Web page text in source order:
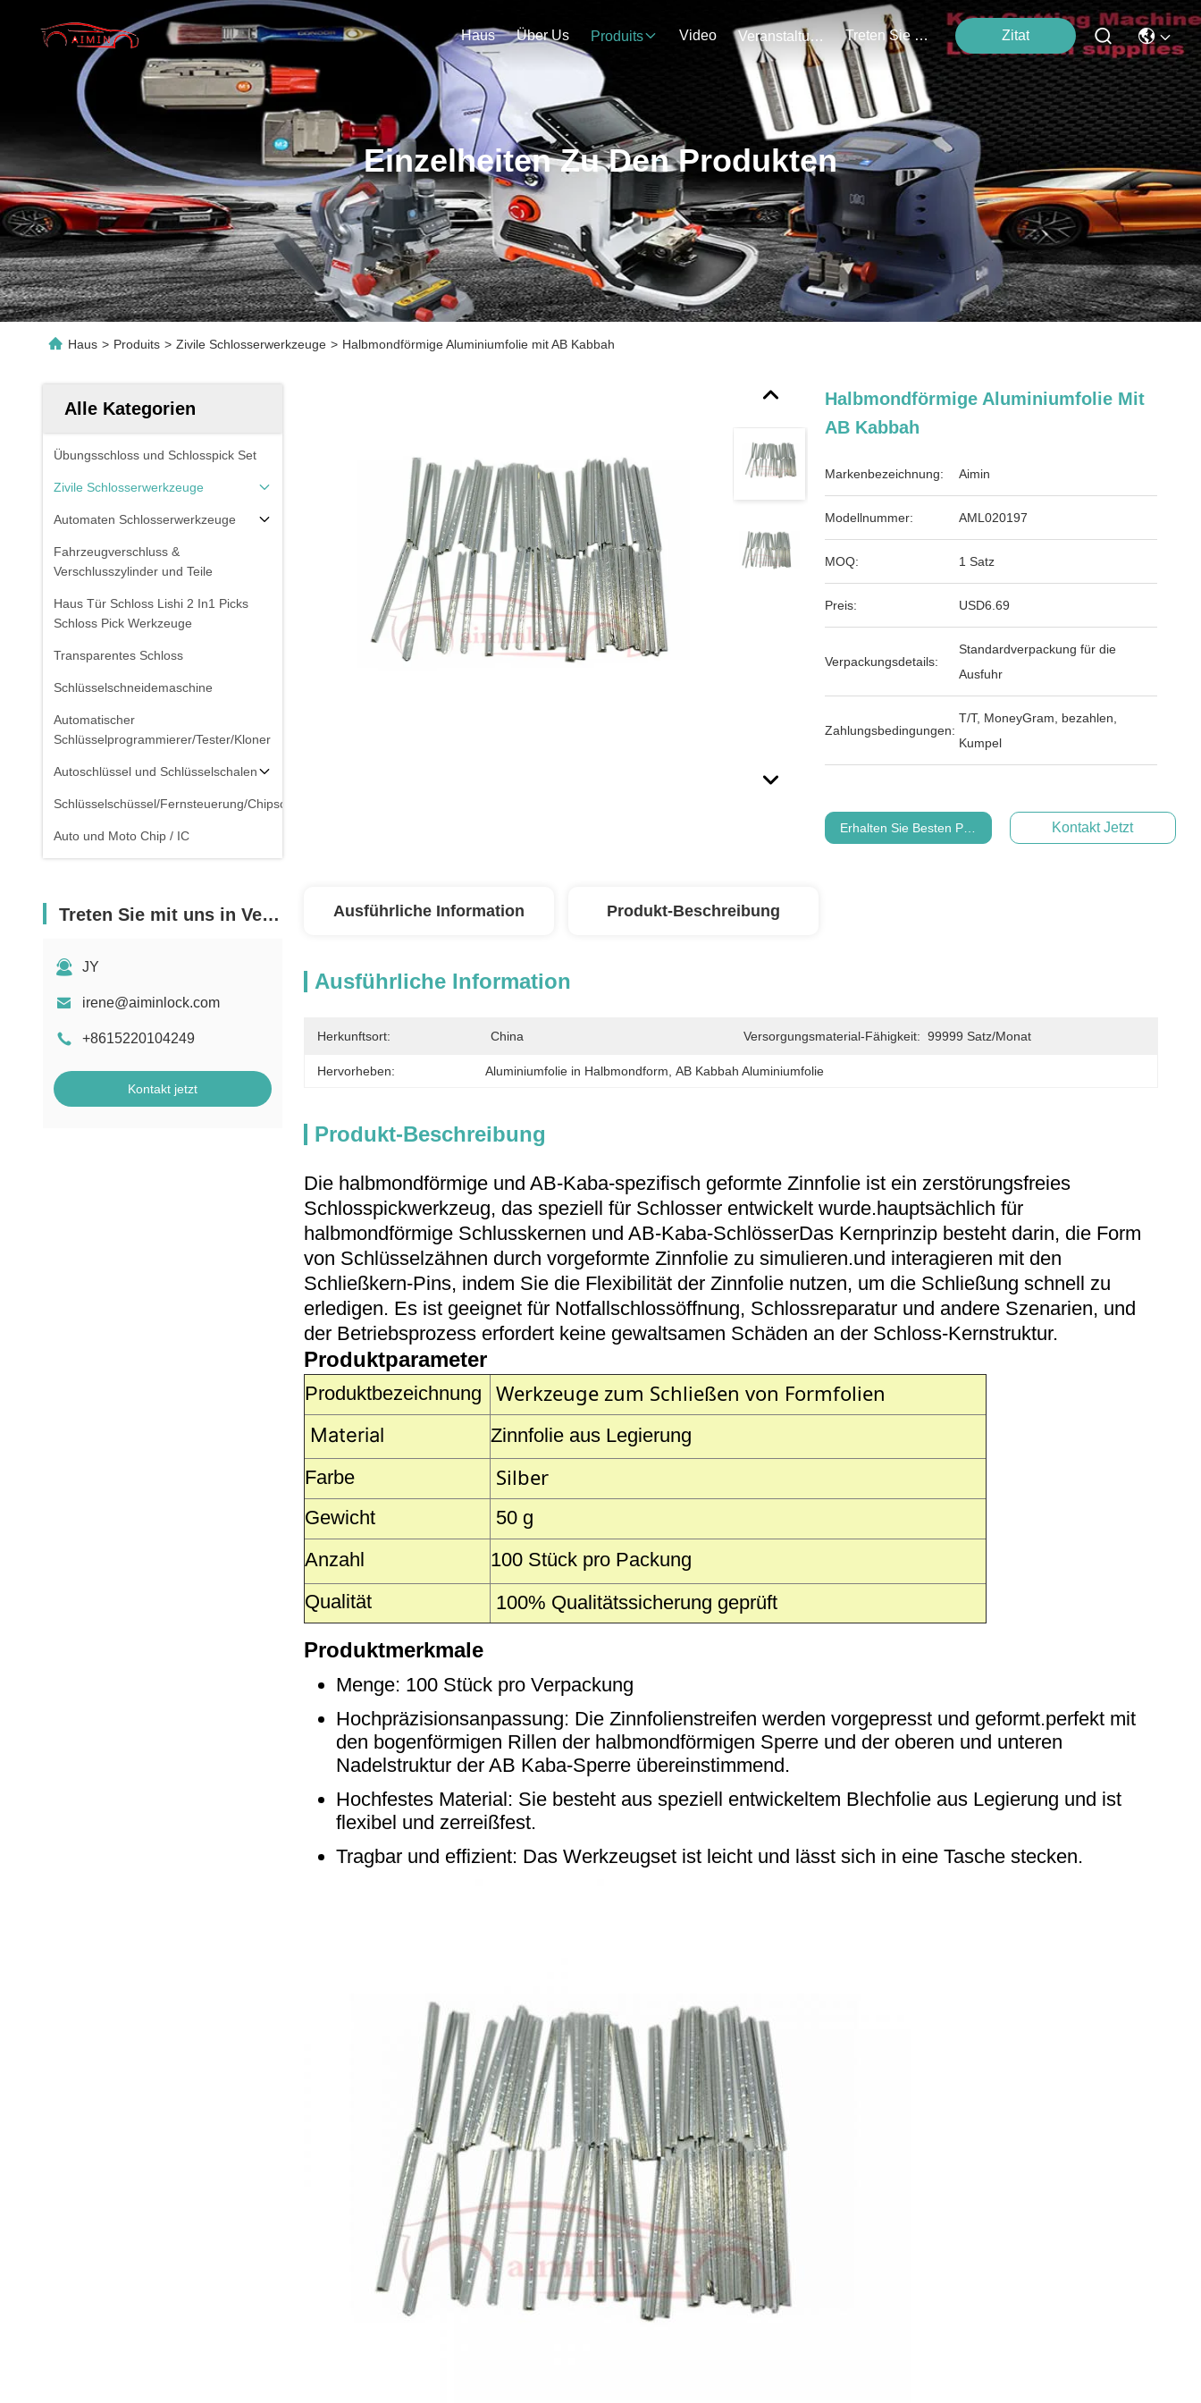
Haus Über Us Produits Video Veranstaltungen Treten Sie Mit Uns In Verbindung Zitat
Einzelheiten Zu Den Produkten
Haus > Produits > Zivile Schlosserwerkzeuge > Halbmondförmige Aluminiumfolie mit AB Kabbah
Alle Kategorien
Übungsschloss und Schlosspick Set
Zivile Schlosserwerkzeuge
Automaten Schlosserwerkzeuge
Fahrzeugverschluss &
Verschlusszylinder und Teile
Haus Tür Schloss Lishi 2 In1 Picks
Schloss Pick Werkzeuge
Transparentes Schloss
Schlüsselschneidemaschine
Automatischer
Schlüsselprogrammierer/Tester/Kloner
Autoschlüssel und Schlüsselschalen
Schlüsselschüssel/Fernsteuerung/Chipschlüssel
Auto und Moto Chip / IC
Treten Sie mit uns in Verbindung
JY
irene@aiminlock.com
+8615220104249
Kontakt jetzt
Halbmondförmige Aluminiumfolie Mit
AB Kabbah
Markenbezeichnung: Aimin
Modellnummer: AML020197
MOQ: 1 Satz
Preis: USD6.69
Verpackungsdetails:
Standardverpackung für die
Ausfuhr
Zahlungsbedingungen:
T/T, MoneyGram, bezahlen,
Kumpel
Erhalten Sie Besten Preis Kontakt Jetzt
Ausführliche Information Produkt-Beschreibung
Ausführliche Information
Herkunftsort: China Versorgungsmaterial-Fähigkeit: 99999 Satz/Monat
Hervorheben: Aluminiumfolie in Halbmondform , AB Kabbah Aluminiumfolie
Produkt-Beschreibung
Die halbmondförmige und AB-Kaba-spezifisch geformte Zinnfolie ist ein zerstörungsfreies
Schlosspickwerkzeug, das speziell für Schlosser entwickelt wurde.hauptsächlich für
halbmondförmige Schlusskernen und AB-Kaba-SchlösserDas Kernprinzip besteht darin, die Form
von Schlüsselzähnen durch vorgeformte Zinnfolie zu simulieren.und interagieren mit den
Schließkern-Pins, indem Sie die Flexibilität der Zinnfolie nutzen, um die Schließung schnell zu
erledigen. Es ist geeignet für Notfallschlossöffnung, Schlossreparatur und andere Szenarien, und
der Betriebsprozess erfordert keine gewaltsamen Schäden an der Schloss-Kernstruktur.
Produktparameter
Produktbezeichnung Werkzeuge zum Schließen von Formfolien
Material
Zinnfolie aus Legierung
Farbe
Silber
Gewicht
50 g
Anzahl
100 Stück pro Packung
Qualität
100% Qualitätssicherung geprüft
Produktmerkmale
Menge: 100 Stück pro Verpackung
Hochpräzisionsanpassung: Die Zinnfolienstreifen werden vorgepresst und geformt.perfekt mit
den bogenförmigen Rillen der halbmondförmigen Sperre und der oberen und unteren
Nadelstruktur der AB Kaba-Sperre übereinstimmend.
Hochfestes Material: Sie besteht aus speziell entwickeltem Blechfolie aus Legierung und ist
flexibel und zerreißfest.
Tragbar und effizient: Das Werkzeugset ist leicht und lässt sich in eine Tasche stecken.